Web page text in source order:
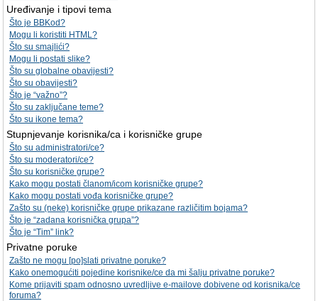
Uređivanje i tipovi tema
Što je BBKod?
Mogu li koristiti HTML?
Što su smajlići?
Mogu li postati slike?
Što su globalne obavijesti?
Što su obavijesti?
Što je “važno”?
Što su zaključane teme?
Što su ikone tema?
Stupnjevanje korisnika/ca i korisničke grupe
Što su administratori/ce?
Što su moderatori/ce?
Što su korisničke grupe?
Kako mogu postati članom/icom korisničke grupe?
Kako mogu postati vođa korisničke grupe?
Zašto su (neke) korisničke grupe prikazane različitim bojama?
Što je “zadana korisnička grupa”?
Što je “Tim” link?
Privatne poruke
Zašto ne mogu [po]slati privatne poruke?
Kako onemogućiti pojedine korisnike/ce da mi šalju privatne poruke?
Kome prijaviti spam odnosno uvredljive e-mailove dobivene od korisnika/ce
foruma?